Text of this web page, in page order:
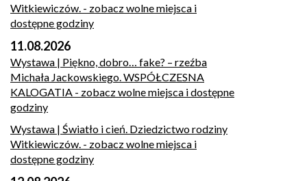
Witkiewiczów. - zobacz wolne miejsca i
dostępne godziny
11.08.2026
Wystawa | Piękno, dobro… fake? – rzeźba
Michała Jackowskiego. WSPÓŁCZESNA
KALOGATIA - zobacz wolne miejsca i dostępne
godziny
Wystawa | Światło i cień. Dziedzictwo rodziny
Witkiewiczów. - zobacz wolne miejsca i
dostępne godziny